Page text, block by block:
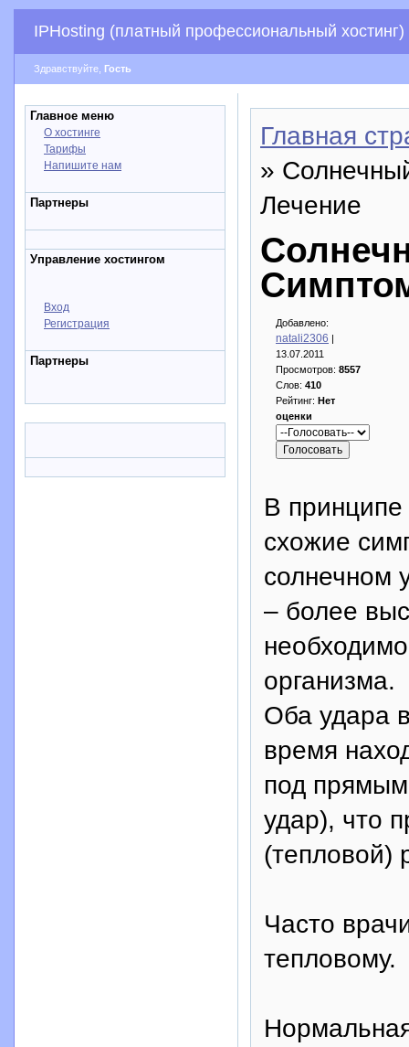
IPHosting (платный профессиональный хостинг)
Здравствуйте, Гость
Главное меню
О хостинге
Тарифы
Напишите нам
Партнеры
Управление хостингом
Вход
Регистрация
Партнеры
Главная
»
Лечение
Добавлено:
natali2306 |
13.07.2011
Просмотров: 8557
Слов: 410
Рейтинг: Нет
оценки
В принципе
схожие
солнечном
– более
организма.
Оба удара
время
под
удар), что
(тепловой)
Часто
тепловому.